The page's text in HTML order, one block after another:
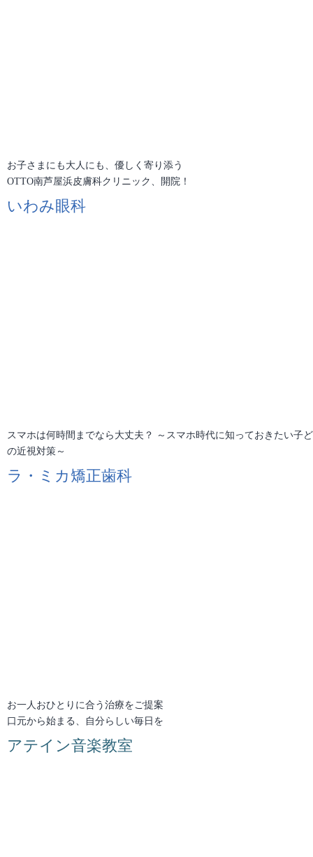
お子さまにも大人にも、優しく寄り添う
OTTO南芦屋浜皮膚科クリニック、開院！
いわみ眼科
スマホは何時間までなら大丈夫？ ～スマホ時代に知っておきたい子
の近視対策～
ラ・ミカ矯正歯科
お一人おひとりに合う治療をご提案
口元から始まる、自分らしい毎日を
アテイン音楽教室